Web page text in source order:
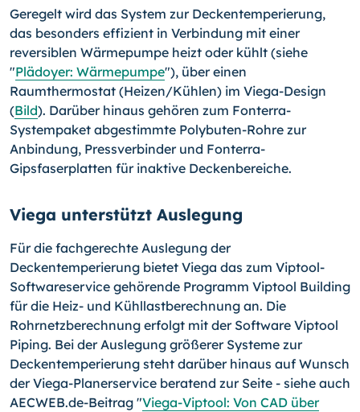
Geregelt wird das System zur Deckentemperierung,
das besonders effizient in Verbindung mit einer
reversiblen Wärmepumpe heizt oder kühlt (siehe
"Plädoyer: Wärmepumpe"), über einen
Raumthermostat (Heizen/Kühlen) im Viega-Design
(Bild). Darüber hinaus gehören zum Fonterra-
Systempaket abgestimmte Polybuten-Rohre zur
Anbindung, Pressverbinder und Fonterra-
Gipsfaserplatten für inaktive Deckenbereiche.
Viega unterstützt Auslegung
Für die fachgerechte Auslegung der
Deckentemperierung bietet Viega das zum Viptool-
Softwareservice gehörende Programm Viptool Building
für die Heiz- und Kühllastberechnung an. Die
Rohrnetzberechnung erfolgt mit der Software Viptool
Piping. Bei der Auslegung größerer Systeme zur
Deckentemperierung steht darüber hinaus auf Wunsch
der Viega-Planerservice beratend zur Seite - siehe auch
AECWEB.de-Beitrag "Viega-Viptool: Von CAD über